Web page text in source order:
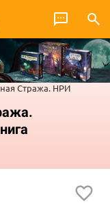
Стража. НРИ